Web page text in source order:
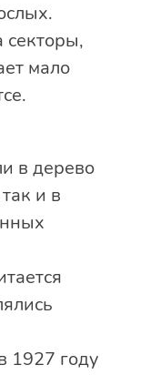
секторы,
мало
в дерево
и в
1927 году